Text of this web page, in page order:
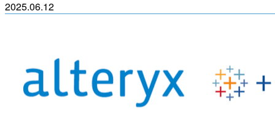
2025.06.12